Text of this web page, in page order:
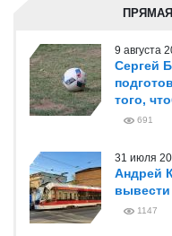
9 августа
Сергей
того,
691
31 июля
Андрей
вывести
1147